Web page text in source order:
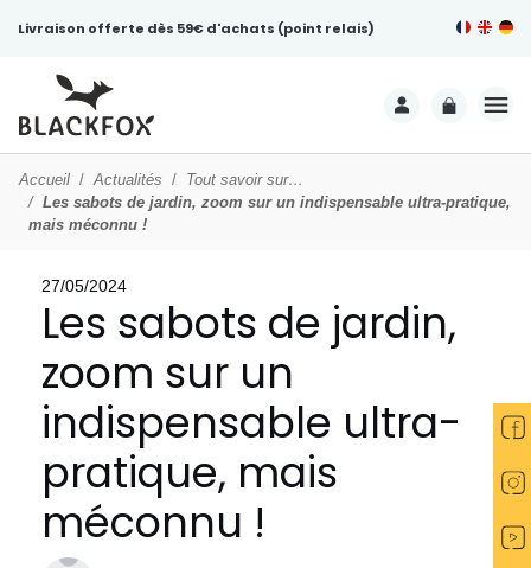
Livraison offerte dès 59€ d'achats (point relais)
Accueil Actualités
Tout savoir sur…
Les sabots de jardin, zoom sur un indispensable ultra-pratique,
mais méconnu !
27/05/2024
Les sabots de jardin,
zoom sur un
indispensable ultra-
pratique, mais
méconnu !